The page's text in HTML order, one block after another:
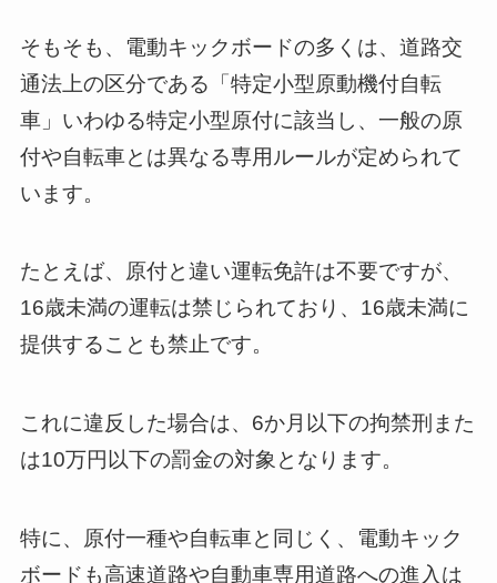
そもそも、電動キックボードの多くは、道路交
通法上の区分である「特定小型原動機付自転
車」いわゆる特定小型原付に該当し、一般の原
付や自転車とは異なる専用ルールが定められて
います。
たとえば、原付と違い運転免許は不要ですが、
16歳未満の運転は禁じられており、16歳未満に
提供することも禁止です。
これに違反した場合は、6か月以下の拘禁刑また
は10万円以下の罰金の対象となります。
特に、原付一種や自転車と同じく、電動キック
ボードも高速道路や自動車専用道路への進入は